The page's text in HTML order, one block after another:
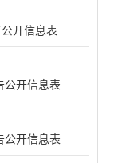
开信息表
公开信息表
公开信息表